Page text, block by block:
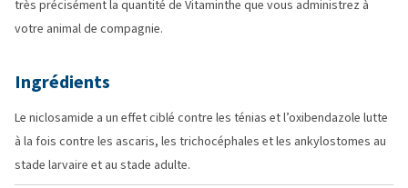
très précisément la quantité de Vitaminthe que vous administrez à
votre animal de compagnie.
Ingrédients
Le niclosamide a un effet ciblé contre les ténias et l’oxibendazole lutte
à la fois contre les ascaris, les trichocéphales et les ankylostomes au
stade larvaire et au stade adulte.